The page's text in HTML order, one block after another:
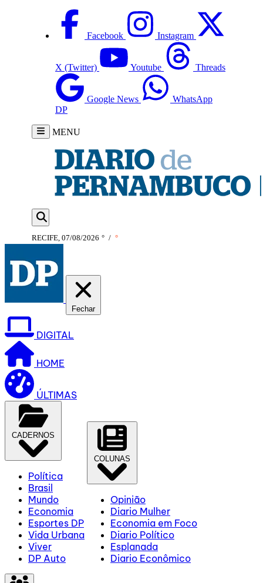
Facebook Instagram
X (Twitter) Youtube Threads
Google News
WhatsApp
DP
MENU
RECIFE, 07/08/2026 ° / °
Fechar
DIGITAL
HOME
ÚLTIMAS
CADERNOS
Política
Brasil
Mundo
Economia
Esportes DP
Vida Urbana
Viver
DP Auto
COLUNAS
Opinião
Diario Mulher
Economia em Foco
Diario Político
Esplanada
Diario Econômico